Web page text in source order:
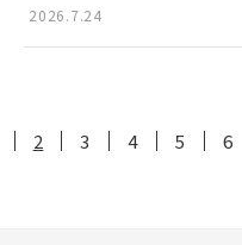
2026.7.24
2 3 4 5 6